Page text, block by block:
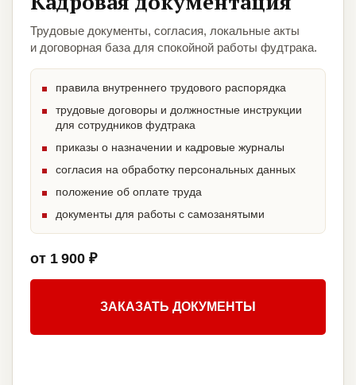
Трудовые документы, согласия, локальные акты
и договорная база для спокойной работы фудтрака.
правила внутреннего трудового распорядка
трудовые договоры и должностные инструкции
для сотрудников фудтрака
приказы о назначении и кадровые журналы
согласия на обработку персональных данных
положение об оплате труда
документы для работы с самозанятыми
от 1 900 ₽
ЗАКАЗАТЬ ДОКУМЕНТЫ